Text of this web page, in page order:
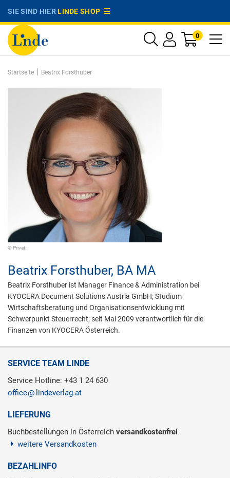
SIE SIND HIERLINDE SHOP
0
Startseite | Beatrix Forsthuber
© Privat
Beatrix Forsthuber, BA MA
Beatrix Forsthuber ist Manager Finance & Administration bei
KYOCERA Document Solutions Austria GmbH; Studium
Wirtschaftsberatung und Organisationsentwicklung mit
Schwerpunkt Steuerrecht; seit Mai 2009 verantwortlich für die
Finanzen von KYOCERA Österreich.
SERVICE TEAM LINDE
Service Hotline: +43 1 24 630
office
lindeverlag.at
LIEFERUNG
Buchbestellungen in Österreich versandkostenfrei
weitere Versandkosten
BEZAHLINFO